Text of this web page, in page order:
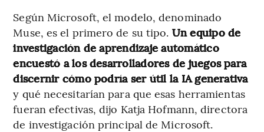
Según Microsoft, el modelo, denominado
Muse, es el primero de su tipo. Un equipo de
investigación de aprendizaje automático
encuestó a los desarrolladores de juegos para
discernir cómo podría ser útil la IA generativa
y qué necesitarían para que esas herramientas
fueran efectivas, dijo Katja Hofmann, directora
de investigación principal de Microsoft.